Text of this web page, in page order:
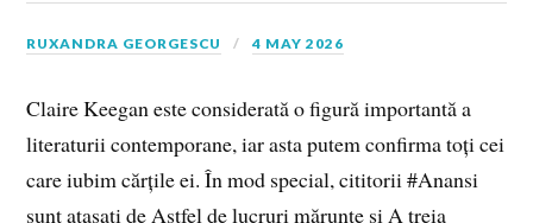
RUXANDRA GEORGESCU 4 MAY 2026
Claire Keegan este considerată o figură importantă a
literaturii contemporane, iar asta putem confirma toți cei
care iubim cărțile ei. În mod special, cititorii #Anansi
sunt atașați de Astfel de lucruri mărunte și A treia